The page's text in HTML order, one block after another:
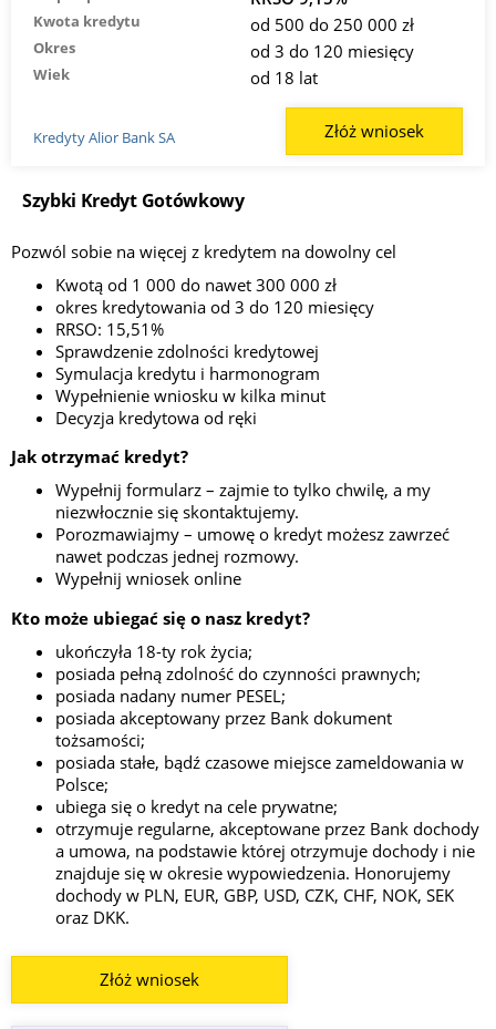
Kwota kredytu od 500 do 250 000 zł
Okres od 3 do 120 miesięcy
Wiek od 18 lat
Kredyty Alior Bank SA Złóż wniosek
Szybki Kredyt Gotówkowy
Pozwól sobie na więcej z kredytem na dowolny cel
Kwotą od 1 000 do nawet 300 000 zł
okres kredytowania od 3 do 120 miesięcy
RRSO: 15,51%
Sprawdzenie zdolności kredytowej
Symulacja kredytu i harmonogram
Wypełnienie wniosku w kilka minut
Decyzja kredytowa od ręki
Jak otrzymać kredyt?
Wypełnij formularz – zajmie to tylko chwilę, a my
niezwłocznie się skontaktujemy.
Porozmawiajmy – umowę o kredyt możesz zawrzeć
nawet podczas jednej rozmowy.
Wypełnij wniosek online
Kto może ubiegać się o nasz kredyt?
ukończyła 18-ty rok życia;
posiada pełną zdolność do czynności prawnych;
posiada nadany numer PESEL;
posiada akceptowany przez Bank dokument
tożsamości;
posiada stałe, bądź czasowe miejsce zameldowania w
Polsce;
ubiega się o kredyt na cele prywatne;
otrzymuje regularne, akceptowane przez Bank dochody
a umowa, na podstawie której otrzymuje dochody i nie
znajduje się w okresie wypowiedzenia. Honorujemy
dochody w PLN, EUR, GBP, USD, CZK, CHF, NOK, SEK
oraz DKK.
Złóż wniosek